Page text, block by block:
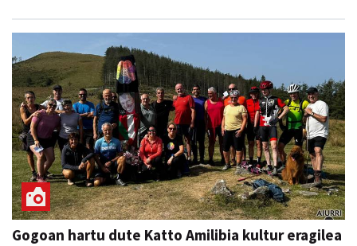
Gogoan hartu dute Katto Amilibia kultur eragilea